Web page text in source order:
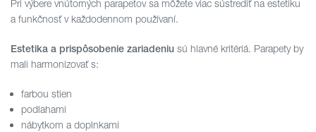
Pri výbere vnútorných parapetov sa môžete viac sústrediť na estetiku
a funkčnosť v každodennom používaní.
Estetika a prispôsobenie zariadeniu sú hlavné kritériá. Parapety by
mali harmonizovať s:
farbou stien
podlahami
nábytkom a doplnkami